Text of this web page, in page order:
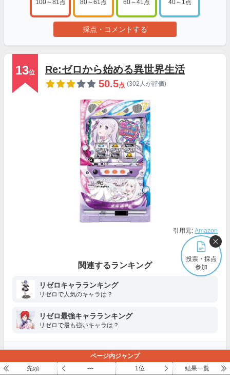
100～81点 80～61点 60～41点 40～1点
採点・コメントする
13位
Re:ゼロから始める異世界生活
50.5点 (302人が評価)
引用元: Amazon
もっと見る
関連するランキング
リゼロキャラランキング
リゼロで人気のキャラは？
リゼロ最強キャラランキング
リゼロで最も強いキャラは？
＼ ログインしていなくても採点できます ／
投票・採点
参加
ページ内ジャンプ
先頭
--- 1位 結果一覧